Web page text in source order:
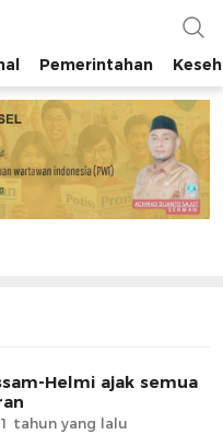
Pemerintahan
Helmi ajak semua
1 tahun yang lalu